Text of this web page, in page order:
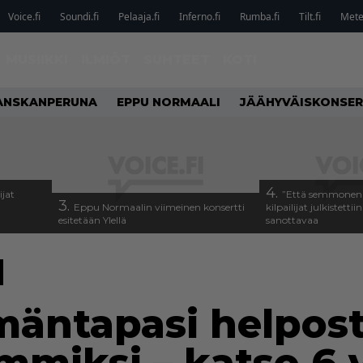
Voice.fi Soundi.fi Pelaaja.fi Inferno.fi Rumba.fi Tilt.fi
EPPU NORMAALI
3. Eppu Normaalin viimeinen konsertti
esitetään Ylellä
4. ”Että semmonen
kilpailijat julkistettiin
sanottavaa